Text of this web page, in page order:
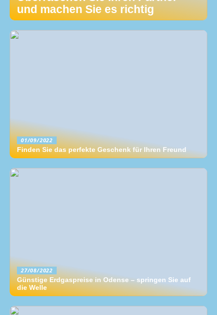
und machen Sie es richtig
01/09/2022
Finden Sie das perfekte Geschenk für Ihren Freund
27/08/2022
Günstige Erdgaspreise in Odense – springen Sie auf
die Welle